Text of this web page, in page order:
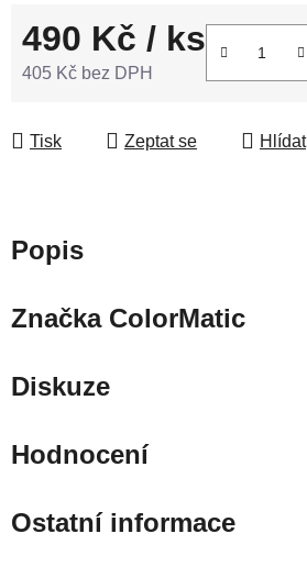
490 Kč / ks
405 Kč bez DPH
Tisk Zeptat se Hlídat
Popis
ZnačkaColorMatic
Diskuze
Hodnocení
Ostatní informace